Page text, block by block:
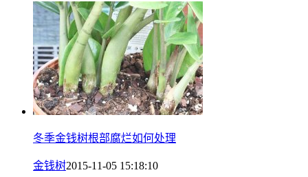
冬季金钱树根部腐烂如何处理
金钱树2015-11-05 15:18:10